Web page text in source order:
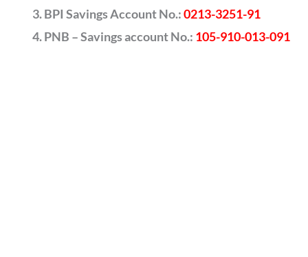
BPI Savings Account No.:0213-3251-91
PNB – Savings account No.: 105-910-013-091